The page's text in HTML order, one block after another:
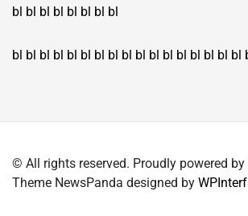
bl bl bl bl bl bl bl bl
bl bl bl bl bl bl bl bl bl bl bl bl bl bl bl bl bl
© All rights reserved. Proudly powered by
Theme NewsPanda designed by